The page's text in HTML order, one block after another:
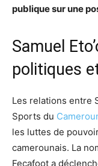
publique sur une
Samuel
politiques
Les relations entre
Sports du
les luttes de
camerounais. La
Fecafoot a